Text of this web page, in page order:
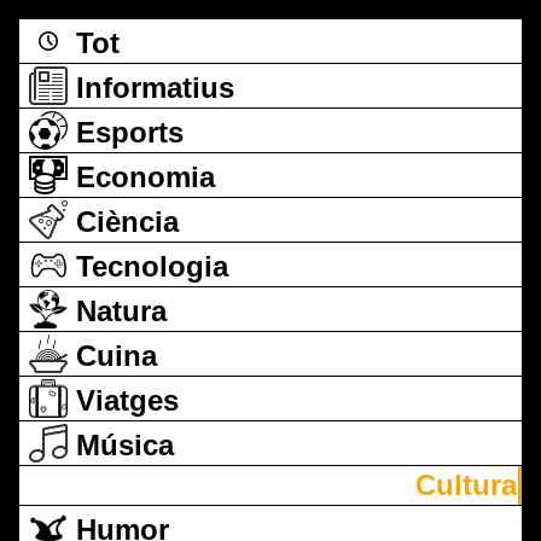
Tot
Informatius
Esports
Economia
Ciència
Tecnologia
Natura
Cuina
Viatges
Música
Cultura
Humor